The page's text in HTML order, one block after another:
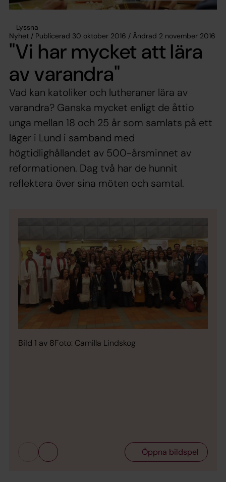
Lyssna
Nyhet / Publicerad 30 oktober 2016 / Ändrad 2 november 2016
"Vi har mycket att lära
av varandra"
Vad kan katoliker och lutheraner lära av
varandra? Ganska mycket enligt de åttio
unga mellan 18 och 25 år som samlats på ett
läger i Lund i samband med
högtidlighållandet av 500-årsminnet av
reformationen. Dag två har de hunnit
reflektera över sina möten och samtal.
Bild 1 av 8Foto: Camilla Lindskog
Öppna bildspel